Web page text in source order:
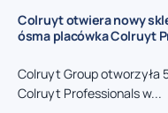
Colruyt otwiera nowy
ósma placówka Colruyt
Colruyt Group otworzyła
Colruyt Professionals w...